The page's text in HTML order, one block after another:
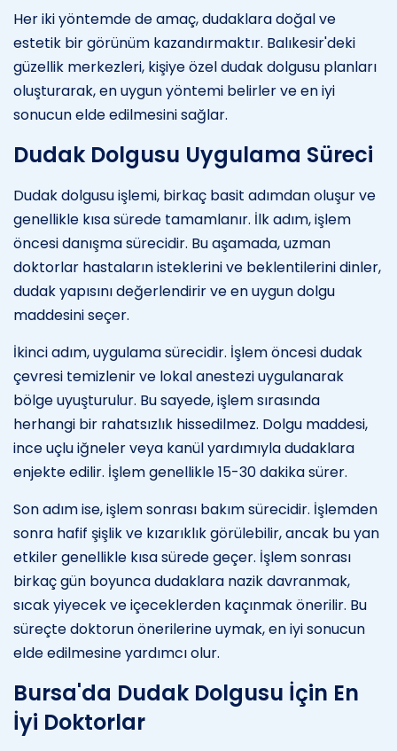
Her iki yöntemde de amaç, dudaklara doğal ve
estetik bir görünüm kazandırmaktır. Balıkesir'deki
güzellik merkezleri, kişiye özel dudak dolgusu planları
oluşturarak, en uygun yöntemi belirler ve en iyi
sonucun elde edilmesini sağlar.
Dudak Dolgusu Uygulama Süreci
Dudak dolgusu işlemi, birkaç basit adımdan oluşur ve
genellikle kısa sürede tamamlanır. İlk adım, işlem
öncesi danışma sürecidir. Bu aşamada, uzman
doktorlar hastaların isteklerini ve beklentilerini dinler,
dudak yapısını değerlendirir ve en uygun dolgu
maddesini seçer.
İkinci adım, uygulama sürecidir. İşlem öncesi dudak
çevresi temizlenir ve lokal anestezi uygulanarak
bölge uyuşturulur. Bu sayede, işlem sırasında
herhangi bir rahatsızlık hissedilmez. Dolgu maddesi,
ince uçlu iğneler veya kanül yardımıyla dudaklara
enjekte edilir. İşlem genellikle 15-30 dakika sürer.
Son adım ise, işlem sonrası bakım sürecidir. İşlemden
sonra hafif şişlik ve kızarıklık görülebilir, ancak bu yan
etkiler genellikle kısa sürede geçer. İşlem sonrası
birkaç gün boyunca dudaklara nazik davranmak,
sıcak yiyecek ve içeceklerden kaçınmak önerilir. Bu
süreçte doktorun önerilerine uymak, en iyi sonucun
elde edilmesine yardımcı olur.
Bursa'da Dudak Dolgusu İçin En
İyi Doktorlar